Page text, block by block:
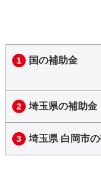
1 国の補助金
2 埼玉県の補助金
3 埼玉県 白岡市